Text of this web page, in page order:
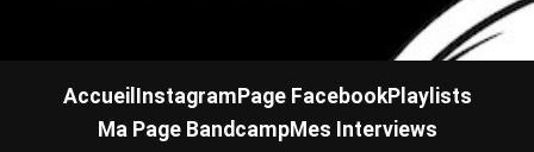
Accueil InstagramPage FacebookPlaylists
Ma Page BandcampMes Interviews